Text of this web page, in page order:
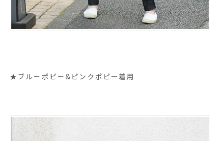
★ブルーポピー&ピンクポピー着用